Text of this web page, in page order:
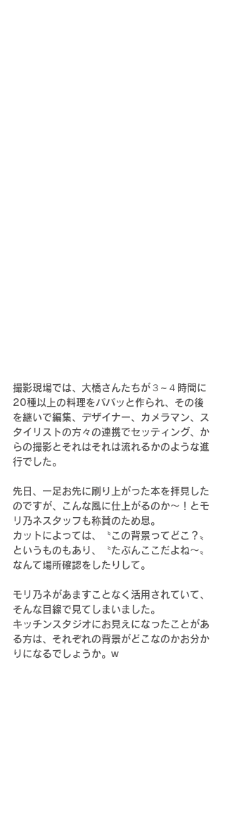
撮影現場では、大橋さんたちが３~４時間に
20種以上の料理をパパッと作られ、その後
を継いで編集、デザイナー、カメラマン、ス
タイリストの方々の連携でセッティング、か
らの撮影とそれはそれは流れるかのような進
行でした。
先日、一足お先に刷り上がった本を拝見した
のですが、こんな風に仕上がるのか〜！とモ
リ乃ネスタッフも称賛のため息。
カットによっては、〝この背景ってどこ？〟
というものもあり、〝たぶんここだよね〜〟
なんて場所確認をしたりして。
モリ乃ネがあますことなく活用されていて、
そんな目線で見てしまいました。
キッチンスタジオにお見えになったことがあ
る方は、それぞれの背景がどこなのかお分か
りになるでしょうか。w